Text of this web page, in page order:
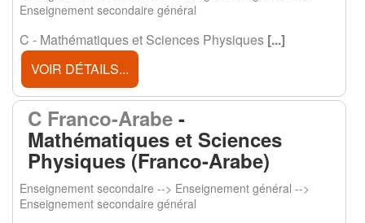
Enseignement secondaire général
C - Mathématiques et Sciences Physiques [...]
VOIR DÉTAILS...
C Franco-Arabe -
Mathématiques et Sciences
Physiques (Franco-Arabe)
Enseignement secondaire --> Enseignement général -->
Enseignement secondaire général